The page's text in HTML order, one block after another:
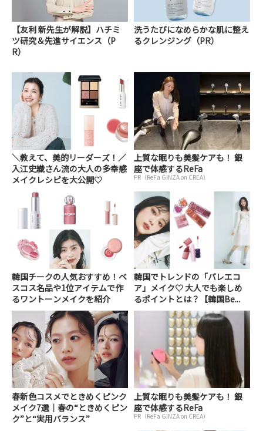
【友利 新先生が解説】ハチミ
ツ研究＆先進サイエンス（P
R）
洗うたびになめらかな肌に整え
るクレンジング（PR）
＼教えて、美的リーダーズ！／
入江史織さん流の大人の多幸感
メイクレシピを大公開♡
上質な眠りも美髪ケアも！ 銀
座で体感するReFa
PR（ReFa GINZA on CREA）
韓国チークの人気おすすめ！ベ
スコス名品や1位アイテムで作
るワントーンメイクを紹介
韓国でトレンドの「バレエコ
ア」メイク♡ 大人でも楽しめ
るポイントとは？【韓国Be...
春新色コスメでときめくピンク
メイク7選｜春の“ときめくピン
ク”と“実用バランス”
上質な眠りも美髪ケアも！ 銀
座で体感するReFa
PR（ReFa GINZA on CREA）